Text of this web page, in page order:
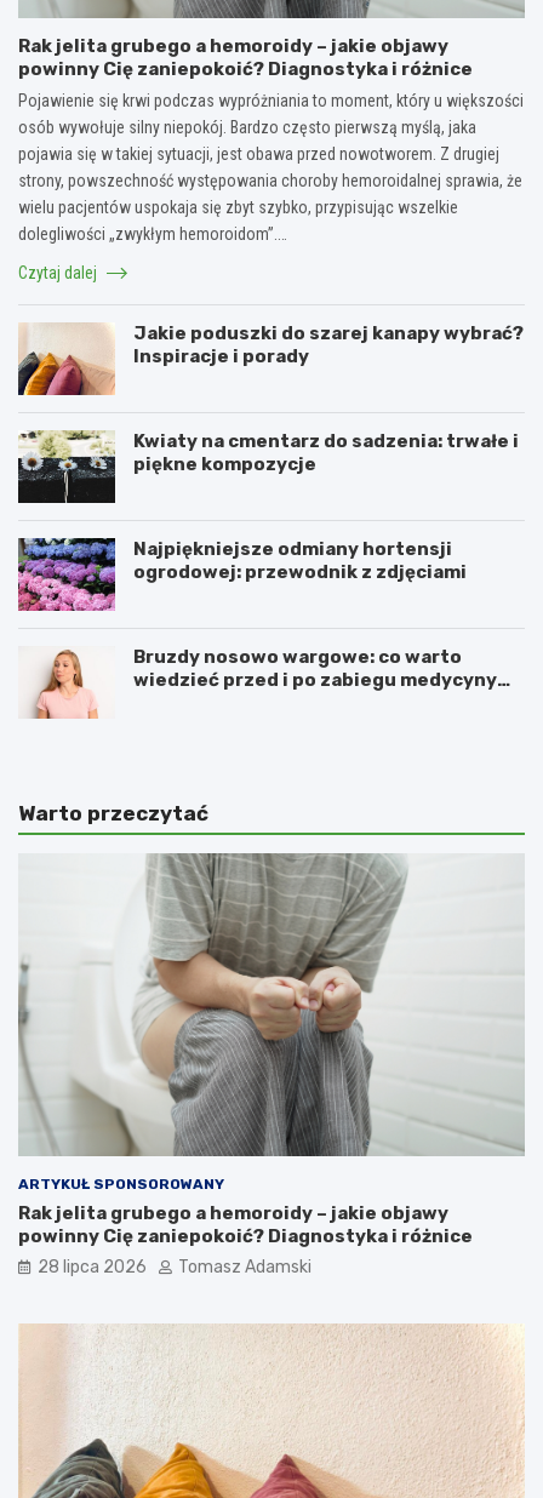
Rak jelita grubego a hemoroidy – jakie objawy
powinny Cię zaniepokoić? Diagnostyka i różnice
Pojawienie się krwi podczas wypróżniania to moment, który u większości
osób wywołuje silny niepokój. Bardzo często pierwszą myślą, jaka
pojawia się w takiej sytuacji, jest obawa przed nowotworem. Z drugiej
strony, powszechność występowania choroby hemoroidalnej sprawia, że
wielu pacjentów uspokaja się zbyt szybko, przypisując wszelkie
dolegliwości „zwykłym hemoroidom”.…
Czytaj dalej
Jakie poduszki do szarej kanapy wybrać?
Inspiracje i porady
Kwiaty na cmentarz do sadzenia: trwałe i
piękne kompozycje
Najpiękniejsze odmiany hortensji
ogrodowej: przewodnik z zdjęciami
Bruzdy nosowo wargowe: co warto
wiedzieć przed i po zabiegu medycyny
Warto przeczytać
ARTYKUŁ SPONSOROWANY
Rak jelita grubego a hemoroidy – jakie objawy
powinny Cię zaniepokoić? Diagnostyka i różnice
28 lipca 2026 Tomasz Adamski